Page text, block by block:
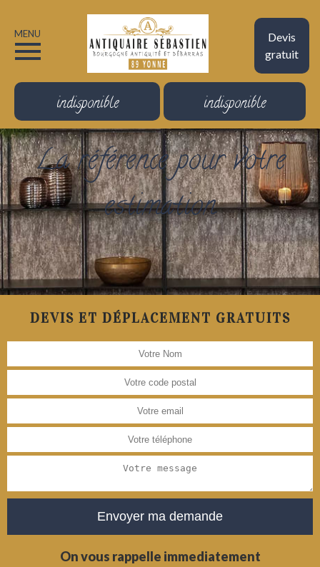
Devis
gratuit
MENU
indisponible indisponible
La référence pour votre
estimation
DEVIS ET DÉPLACEMENT GRATUITS
On vous rappelle immediatement